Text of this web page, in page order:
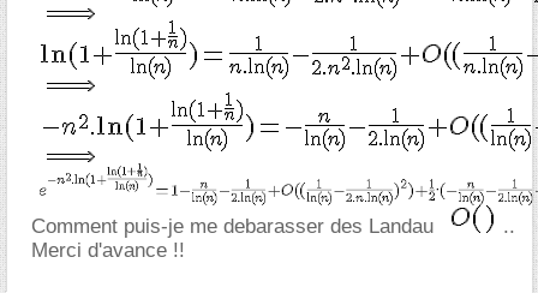
Comment puis-je me debarasser des Landau
..
Merci d'avance !!